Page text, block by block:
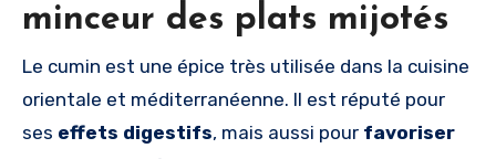
minceur des plats mijotés
Le cumin est une épice très utilisée dans la cuisine
orientale et méditerranéenne. Il est réputé pour
ses effets digestifs, mais aussi pour favoriser